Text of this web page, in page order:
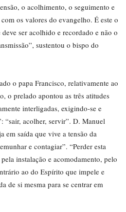
o acolhimento, o seguimento e
os valores do evangelho. É este o
ser acolhido e recordado e não o
sustentou o bispo do
o papa Francisco, relativamente ao
o prelado apontou as três atitudes
interligadas, exigindo-se e
“sair, acolher, servir”. D. Manuel
em saída que vive a tensão da
e contagiar”. “Perder esta
instalação e acomodamento, pelo
ao do Espírito que impele e
de si mesma para se centrar em